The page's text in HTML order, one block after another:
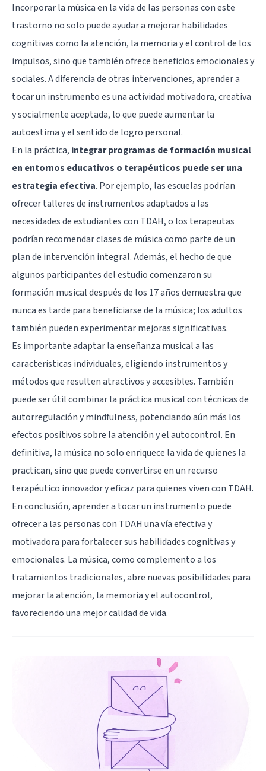
Incorporar la música en la vida de las personas con este
trastorno no solo puede ayudar a mejorar habilidades
cognitivas como la atención, la memoria y el control de los
impulsos, sino que también ofrece beneficios emocionales y
sociales. A diferencia de otras intervenciones, aprender a
tocar un instrumento es una actividad motivadora, creativa
y socialmente aceptada, lo que puede aumentar la
autoestima y el sentido de logro personal.
En la práctica, integrar programas de formación musical
en entornos educativos o terapéuticos puede ser una
estrategia efectiva. Por ejemplo, las escuelas podrían
ofrecer talleres de instrumentos adaptados a las
necesidades de estudiantes con TDAH, o los terapeutas
podrían recomendar clases de música como parte de un
plan de intervención integral. Además, el hecho de que
algunos participantes del estudio comenzaron su
formación musical después de los 17 años demuestra que
nunca es tarde para beneficiarse de la música; los adultos
también pueden experimentar mejoras significativas.
Es importante adaptar la enseñanza musical a las
características individuales, eligiendo instrumentos y
métodos que resulten atractivos y accesibles. También
puede ser útil combinar la práctica musical con técnicas de
autorregulación y mindfulness, potenciando aún más los
efectos positivos sobre la atención y el autocontrol. En
definitiva, la música no solo enriquece la vida de quienes la
practican, sino que puede convertirse en un recurso
terapéutico innovador y eficaz para quienes viven con TDAH.
En conclusión, aprender a tocar un instrumento puede
ofrecer a las personas con TDAH una vía efectiva y
motivadora para fortalecer sus habilidades cognitivas y
emocionales. La música, como complemento a los
tratamientos tradicionales, abre nuevas posibilidades para
mejorar la atención, la memoria y el autocontrol,
favoreciendo una mejor calidad de vida.